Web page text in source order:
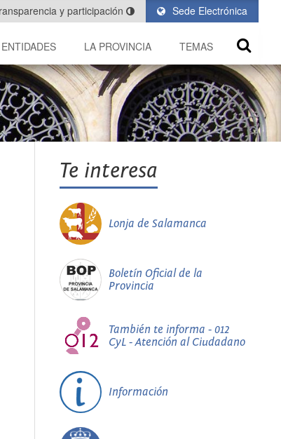
Sede Electrónica
y participación
LA PROVINCIA TEMAS
Te interesa
Lonja de Salamanca
Boletín Oficial de la
Provincia
También te informa - 012
CyL - Atención al Ciudadano
Información